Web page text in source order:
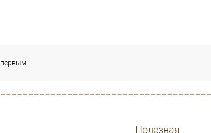
первым!
Полезная